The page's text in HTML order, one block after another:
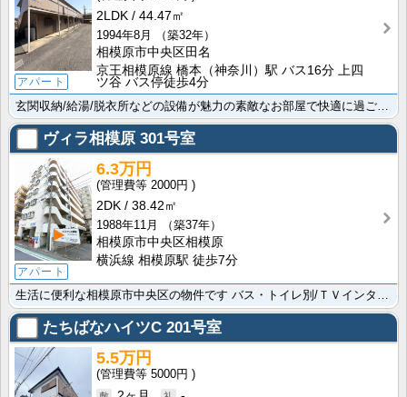
アパート
2LDK
44.47㎡
1994年8月
（築32年）
相模原市中央区田名
京王相模原線 橋本（神奈川）駅 バス16分 上四
ツ谷 バス停徒歩4分
ヴィラ相模原 301号室
アパート
6.3万円
2000円
2DK
38.42㎡
1988年11月
（築37年）
相模原市中央区相模原
横浜線 相模原駅 徒歩7分
たちばなハイツC 201号室
5.5万円
5000円